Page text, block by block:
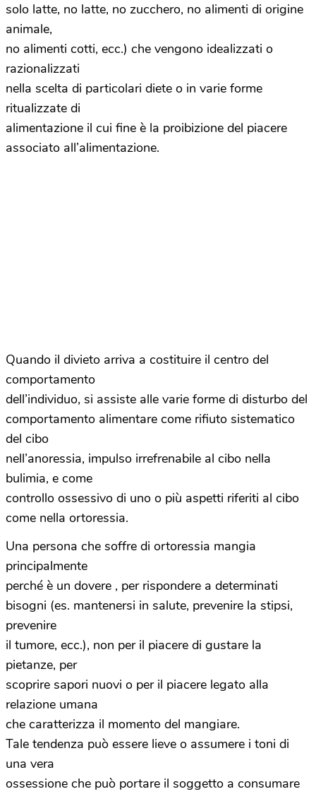
solo latte, no latte, no zucchero, no alimenti di origine
animale,
no alimenti cotti, ecc.) che vengono idealizzati o
razionalizzati
nella scelta di particolari diete o in varie forme
ritualizzate di
alimentazione il cui fine è la proibizione del piacere
associato all’alimentazione.
Quando il divieto arriva a costituire il centro del
comportamento
dell’individuo, si assiste alle varie forme di disturbo del
comportamento alimentare come rifiuto sistematico
del cibo
nell’anoressia, impulso irrefrenabile al cibo nella
bulimia, e come
controllo ossessivo di uno o più aspetti riferiti al cibo
come nella ortoressia.
Una persona che soffre di ortoressia mangia
principalmente
perché è un dovere , per rispondere a determinati
bisogni (es. mantenersi in salute, prevenire la stipsi,
prevenire
il tumore, ecc.), non per il piacere di gustare la
pietanze, per
scoprire sapori nuovi o per il piacere legato alla
relazione umana
che caratterizza il momento del mangiare.
Tale tendenza può essere lieve o assumere i toni di
una vera
ossessione che può portare il soggetto a consumare